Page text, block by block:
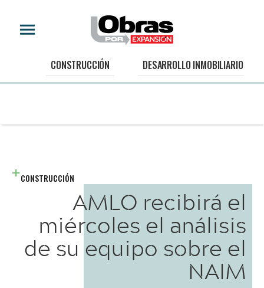
CONSTRUCCIÓN DESARROLLO INMOBILIARIO
CONSTRUCCIÓN
AMLO recibirá el
miércoles el análisis
de su equipo sobre el
NAIM